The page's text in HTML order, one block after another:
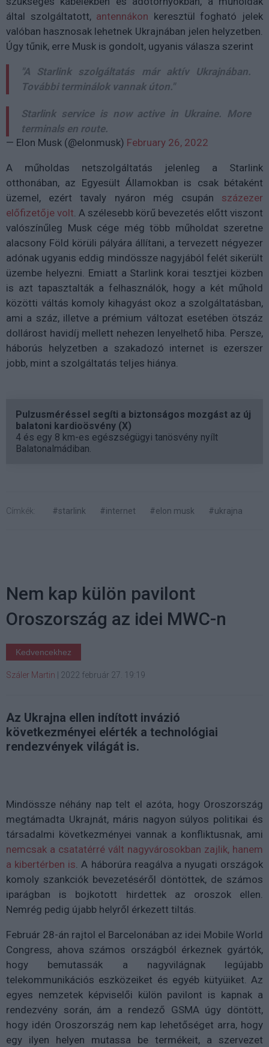
által szolgáltatott, antennákon keresztül fogható jelek
valóban hasznosak lehetnek Ukrajnában jelen helyzetben.
Úgy tűnik, erre Musk is gondolt, ugyanis válasza szerint
"A Starlink szolgáltatás már aktív Ukrajnában.
További terminálok vannak úton."
Starlink service is now active in Ukraine. More
terminals en route.
— Elon Musk (@elonmusk) February 26, 2022
A műholdas netszolgáltatás jelenleg a Starlink
otthonában, az Egyesült Államokban is csak bétaként
üzemel, ezért tavaly nyáron még csupán százezer
előfizetője volt. A szélesebb körű bevezetés előtt viszont
valószínűleg Musk cége még több műholdat szeretne
alacsony Föld körüli pályára állítani, a tervezett négyezer
adónak ugyanis eddig mindössze nagyjából felét sikerült
üzembe helyezni. Emiatt a Starlink korai tesztjei közben
is azt tapasztalták a felhasználók, hogy a két műhold
közötti váltás komoly kihagyást okoz a szolgáltatásban,
ami a száz, illetve a prémium változat esetében ötszáz
dollárost havidíj mellett nehezen lenyelhető hiba. Persze,
háborús helyzetben a szakadozó internet is ezerszer
jobb, mint a szolgáltatás teljes hiánya.
Pulzusméréssel segíti a biztonságos mozgást az új
balatoni kardioösvény (X)
4 és egy 8 km-es egészségügyi tanösvény nyílt
Balatonalmádiban.
Címkék: #starlink #internet #elon musk #ukrajna
Nem kap külön pavilont
Oroszország az idei MWC-n
Kedvencekhez
Száler Martin 2022 február 27. 19:19
Az Ukrajna ellen indított invázió
következményei elérték a technológiai
rendezvények világát is.
Mindössze néhány nap telt el azóta, hogy Oroszország
megtámadta Ukrajnát, máris nagyon súlyos politikai és
társadalmi következményei vannak a konfliktusnak, ami
nemcsak a csatatérré vált nagyvárosokban zajlik, hanem
a kibertérben is. A háborúra reagálva a nyugati országok
komoly szankciók bevezetéséről döntöttek, de számos
iparágban is bojkotott hirdettek az oroszok ellen.
Nemrég pedig újabb helyről érkezett tiltás.
Február 28-án rajtol el Barcelonában az idei Mobile World
Congress, ahova számos országból érkeznek gyártók,
hogy bemutassák a nagyvilágnak legújabb
telekommunikációs eszközeiket és egyéb kütyüiket. Az
egyes nemzetek képviselői külön pavilont is kapnak a
rendezvény során, ám a rendező GSMA úgy döntött,
hogy idén Oroszország nem kap lehetőséget arra, hogy
egy ilyen helyen mutassa be termékeit, a szervezet